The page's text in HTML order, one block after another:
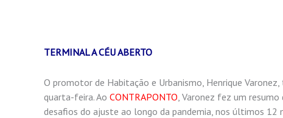
TERMINAL A CÉU ABERTO
O promotor de Habitação e Urbanismo, Henrique
quarta-feira. Ao CONTRAPONTO , Varonez fez um
desafios do ajuste ao longo da pandemia, nos últimos 12